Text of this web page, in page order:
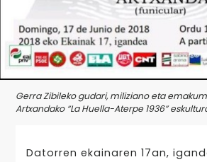
Gerra Zibileko gudari, miliziano eta
Artxandako “La Huella-Aterpe 1936”
Datorren ekainaren 17an,